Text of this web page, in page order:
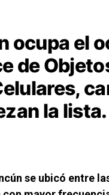
ocupa el
de
la lista.
se ubicó entre